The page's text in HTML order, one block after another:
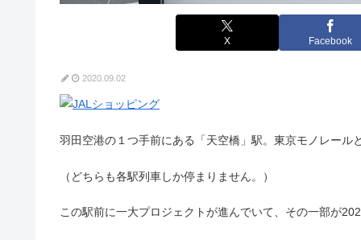
X Facebook
2020.09.02
羽田空港の１つ手前にある「天空橋」駅。東京モノレール
（どちらも各駅列車しか停まりません。）
この駅前に一大プロジェクトが進んでいて、その一部が